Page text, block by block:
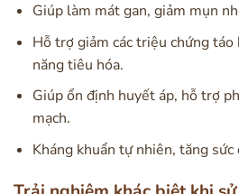
Giúp làm mát gan, giảm mụn
Hỗ trợ giảm các triệu chứng táo
năng tiêu hóa.
Giúp ổn định huyết áp, hỗ trợ
mạch.
Kháng khuẩn tự nhiên, tăng